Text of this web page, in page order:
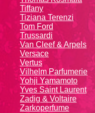
Tiffany
Tiziana Terenzi
Tom Ford
Trussardi
Van Cleef & Arpels
Versace
Vertus
Vilhelm Parfumerie
Yohji Yamamoto
Yvеs Sаint Lаurеnt
Zadig & Voltaire
Zarkoperfume